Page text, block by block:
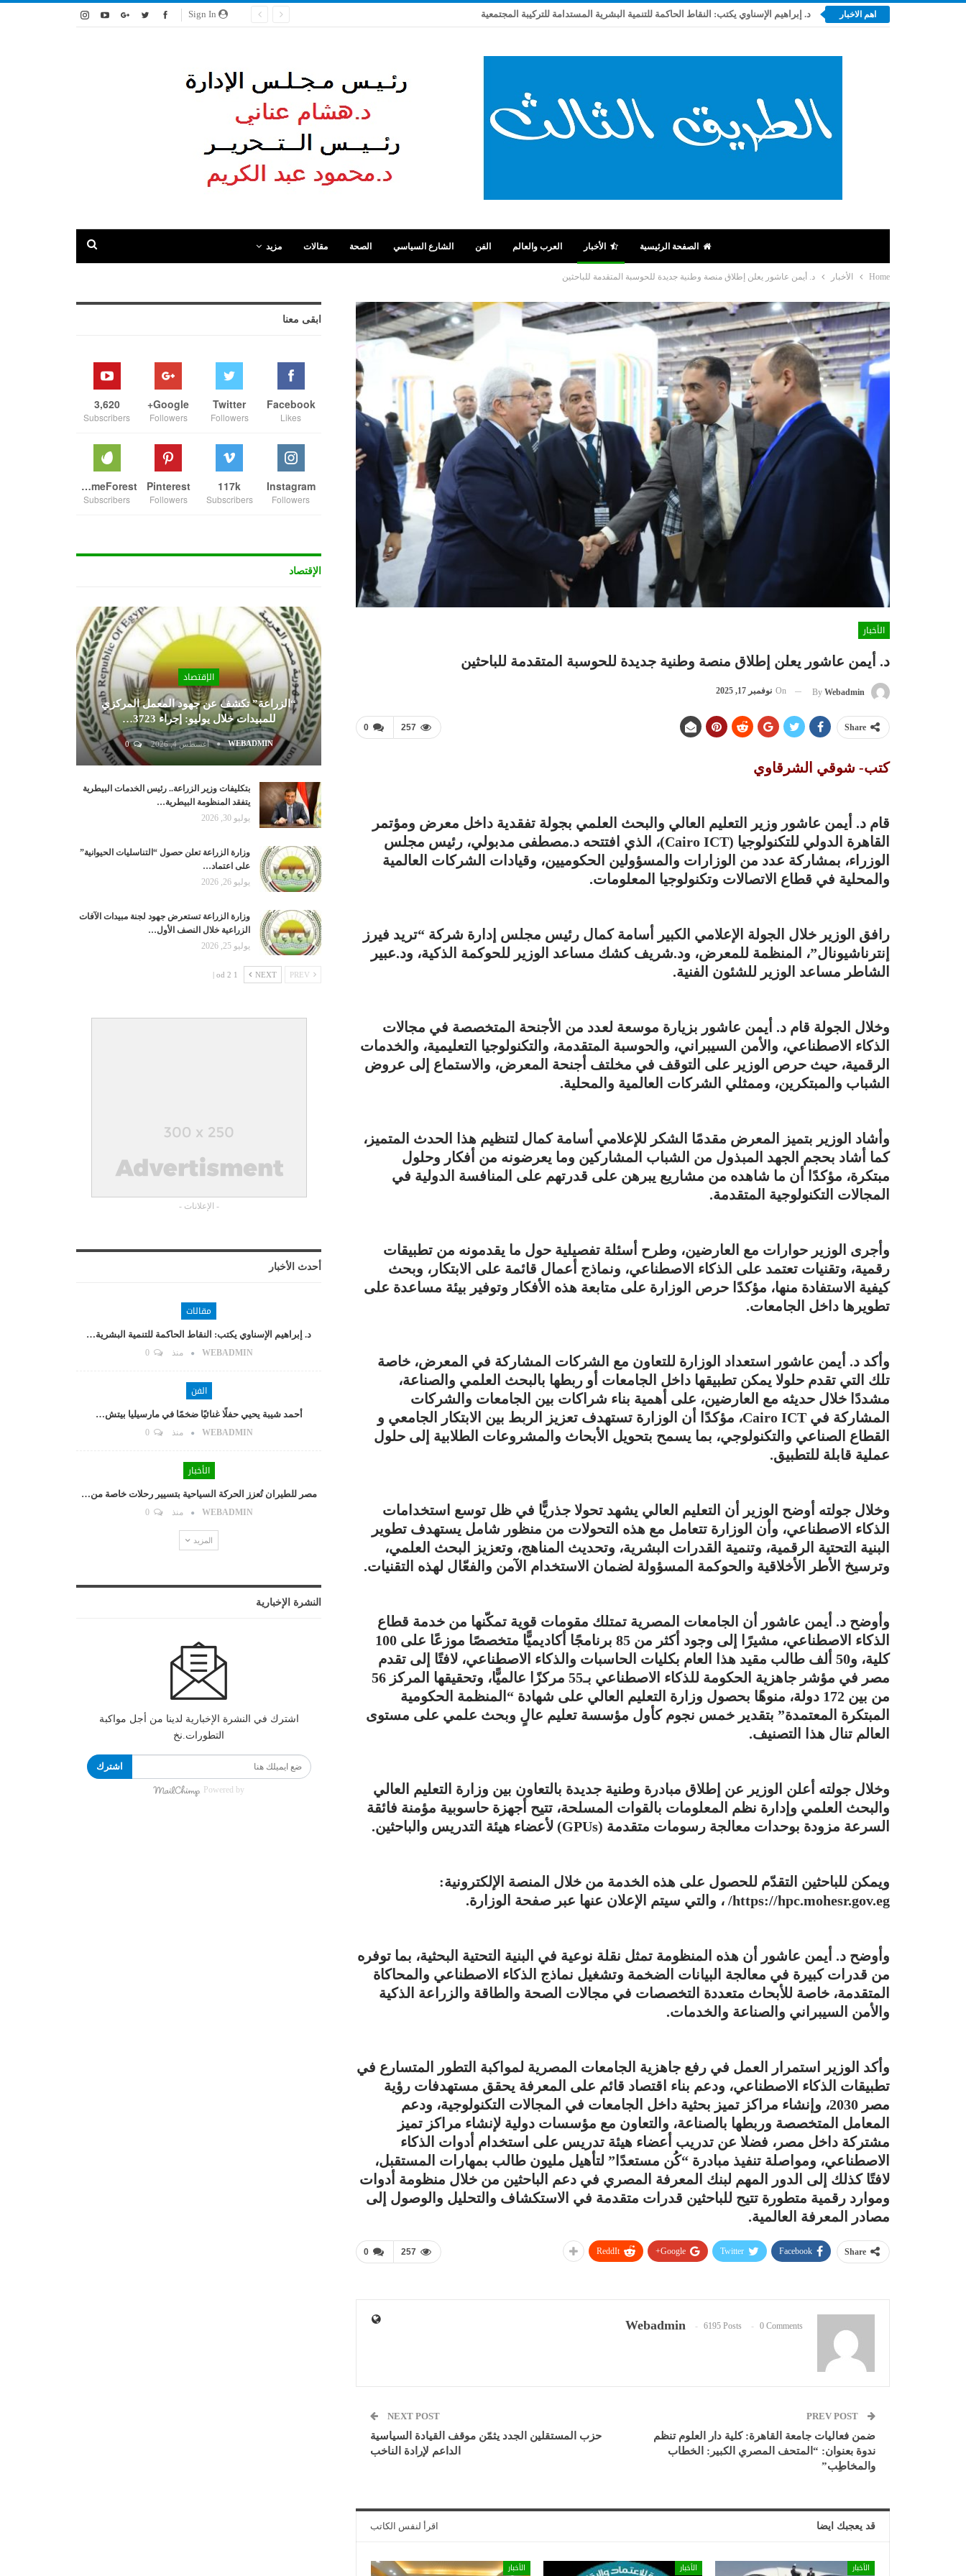
اهم الاخبار د. إبراهيم الإسناوي يكتب: النقاط الحاكمة للتنمية البشرية المستدامة للتركيبة المجتمعية
الصفحة الرئيسية الأخبار العرب والعالم الفن الشارع السياسي الصحة مقالات مزيد
Home الأخبار د. أيمن عاشور يعلن إطلاق منصة وطنية جديدة للحوسبة المتقدمة للباحثين
الأخبار
د. أيمن عاشور يعلن إطلاق منصة وطنية جديدة للحوسبة المتقدمة للباحثين
By Webadmin
On نوفمبر 17, 2025
0 257 Share
كتب- شوقي الشرقاوي
قام د. أيمن عاشور وزير التعليم العالي والبحث العلمي بجولة تفقدية داخل معرض ومؤتمر
القاهرة الدولي للتكنولوجيا (Cairo ICT)، الذي افتتحه د.مصطفى مدبولي، رئيس مجلس
الوزراء، بمشاركة عدد من الوزارات والمسؤولين الحكوميين، وقيادات الشركات العالمية
والمحلية في قطاع الاتصالات وتكنولوجيا المعلومات.
رافق الوزير خلال الجولة الإعلامي الكبير أسامة كمال رئيس مجلس إدارة شركة “تريد فيرز
إنترناشيونال”، المنظمة للمعرض، ود.شريف كشك مساعد الوزير للحوكمة الذكية، ود.عبير
الشاطر مساعد الوزير للشئون الفنية.
وخلال الجولة قام د. أيمن عاشور بزيارة موسعة لعدد من الأجنحة المتخصصة في مجالات
الذكاء الاصطناعي، والأمن السيبراني، والحوسبة المتقدمة، والتكنولوجيا التعليمية، والخدمات
الرقمية، حيث حرص الوزير على التوقف في مخلتف أجنحة المعرض، والاستماع إلى عروض
الشباب والمبتكرين، وممثلي الشركات العالمية والمحلية.
وأشاد الوزير بتميز المعرض مقدمًا الشكر للإعلامي أسامة كمال لتنظيم هذا الحدث المتميز،
كما أشاد بحجم الجهد المبذول من الشباب المشاركين وما يعرضونه من أفكار وحلول
مبتكرة، مؤكدًا أن ما شاهده من مشاريع يبرهن على قدرتهم على المنافسة الدولية في
المجالات التكنولوجية المتقدمة.
وأجرى الوزير حوارات مع العارضين، وطرح أسئلة تفصيلية حول ما يقدمونه من تطبيقات
رقمية، وتقنيات تعتمد على الذكاء الاصطناعي، ونماذج أعمال قائمة على الابتكار، وبحث
كيفية الاستفادة منها، مؤكدًا حرص الوزارة على متابعة هذه الأفكار وتوفير بيئة مساعدة على
تطويرها داخل الجامعات.
وأكد د. أيمن عاشور استعداد الوزارة للتعاون مع الشركات المشاركة في المعرض، خاصة
تلك التي تقدم حلولا يمكن تطبيقها داخل الجامعات أو ربطها بالبحث العلمي والصناعة،
مشددًا خلال حديثه مع العارضين، على أهمية بناء شراكات بين الجامعات والشركات
المشاركة في Cairo ICT، مؤكدًا أن الوزارة تستهدف تعزيز الربط بين الابتكار الجامعي و
القطاع الصناعي والتكنولوجي، بما يسمح بتحويل الأبحاث والمشروعات الطلابية إلى حلول
عملية قابلة للتطبيق.
وخلال جولته أوضح الوزير أن التعليم العالي يشهد تحولا جذريًّا في ظل توسع استخدامات
الذكاء الاصطناعي، وأن الوزارة تتعامل مع هذه التحولات من منظور شامل يستهدف تطوير
البنية التحتية الرقمية، وتنمية القدرات البشرية، وتحديث المناهج، وتعزيز البحث العلمي،
وترسيخ الأطر الأخلاقية والحوكمة المسؤولة لضمان الاستخدام الآمن والفعّال لهذه التقنيات.
وأوضح د. أيمن عاشور أن الجامعات المصرية تمتلك مقومات قوية تمكّنها من خدمة قطاع
الذكاء الاصطناعي، مشيرًا إلى وجود أكثر من 85 برنامجًا أكاديميًّا متخصصًا موزعًا على 100
كلية، و50 ألف طالب مقيد هذا العام بكليات الحاسبات والذكاء الاصطناعي، لافتًا إلى تقدم
مصر في مؤشر جاهزية الحكومة للذكاء الاصطناعي بـ55 مركزًا عالميًّا، وتحقيقها المركز 56
من بين 172 دولة، منوهًا بحصول وزارة التعليم العالي على شهادة “المنظمة الحكومية
المبتكرة المعتمدة” بتقدير خمس نجوم كأول مؤسسة تعليم عالٍ وبحث علمي على مستوى
العالم تنال هذا التصنيف.
وخلال جولته أعلن الوزير عن إطلاق مبادرة وطنية جديدة بالتعاون بين وزارة التعليم العالي
والبحث العلمي وإدارة نظم المعلومات بالقوات المسلحة، تتيح أجهزة حاسوبية مؤمنة فائقة
السرعة مزودة بوحدات معالجة رسومات متقدمة (GPUs) لأعضاء هيئة التدريس والباحثين.
ويمكن للباحثين التقدّم للحصول على هذه الخدمة من خلال المنصة الإلكترونية:
https://hpc.mohesr.gov.eg/ ، والتي سيتم الإعلان عنها عبر صفحة الوزارة.
وأوضح د. أيمن عاشور أن هذه المنظومة تمثل نقلة نوعية في البنية التحتية البحثية، بما توفره
من قدرات كبيرة في معالجة البيانات الضخمة وتشغيل نماذج الذكاء الاصطناعي والمحاكاة
المتقدمة، خاصة للأبحاث متعددة التخصصات في مجالات الصحة والطاقة والزراعة الذكية
والأمن السيبراني والصناعة والخدمات.
وأكد الوزير استمرار العمل في رفع جاهزية الجامعات المصرية لمواكبة التطور المتسارع في
تطبيقات الذكاء الاصطناعي، ودعم بناء اقتصاد قائم على المعرفة يحقق مستهدفات رؤية
مصر 2030، وإنشاء مراكز تميز بحثية داخل الجامعات في المجالات التكنولوجية، ودعم
المعامل المتخصصة وربطها بالصناعة، والتعاون مع مؤسسات دولية لإنشاء مراكز تميز
مشتركة داخل مصر، فضلا عن تدريب أعضاء هيئة تدريس على استخدام أدوات الذكاء
الاصطناعي، ومواصلة تنفيذ مبادرة “كُن مستعدًا” لتأهيل مليون طالب بمهارات المستقبل،
لافتًا كذلك إلى الدور المهم لبنك المعرفة المصري في دعم الباحثين من خلال منظومة أدوات
وموارد رقمية متطورة تتيح للباحثين قدرات متقدمة في الاستكشاف والتحليل والوصول إلى
مصادر المعرفة العالمية.
0 257 Share
Facebook
Twitter
Google+
ReddIt
Webadmin 6195 Posts 0 Comments
ضمن فعاليات جامعة القاهرة: كلية دار العلوم تنظم
ندوة بعنوان: “المتحف المصري الكبير: الخطاب
والمخاطِب”
NEXT POST
حزب المستقلين الجدد يثمّن موقف القيادة السياسية
الداعم لإرادة الناخب
قد يعجبك ايضا اقرأ لنفس الكاتب
الأخبار الأخبار الأخبار
ابقى معنا
Facebook
Likes
Twitter
Followers
Google+
Followers
3,620
Subscribers
Instagram
Followers
117k
Subscribers
Pinterest
Followers
ThemeForest
Subscribers
الإقتصاد
الإقتصاد
“الزراعة” تكشف عن جهود المعمل المركزي
للمبيدات خلال يوليو: إجراء 3723…
WEBADMIN أغسطس 4, 2026 0
بتكليفات وزير الزراعة.. رئيس الخدمات البيطرية
يتفقد المنظومة البيطرية…
يوليو 30, 2026
وزارة الزراعة تعلن حصول “التناسليات الحيوانية”
على اعتماد…
يوليو 26, 2026
وزارة الزراعة تستعرض جهود لجنة مبيدات الآفات
الزراعية خلال النصف الأول…
يوليو 25, 2026
NEXT
1 od 2 |
- الإعلانات -
أحدث الأخبار
مقالات
د. إبراهيم الإسناوي يكتب: النقاط الحاكمة للتنمية البشرية…
WEBADMIN منذ 0
الفن
أحمد شيبة يحيي حفلًا غنائيًا ضخمًا في مارسيليا بيتش…
WEBADMIN منذ 0
الأخبار
مصر للطيران تُعزز الحركة السياحية بتسيير رحلات خاصة من…
WEBADMIN منذ 0
المزيد
النشرة الإخبارية
اشترك في النشرة الإخبارية لدينا من أجل مواكبة
التطورات.نخ
اشترك
Powered by